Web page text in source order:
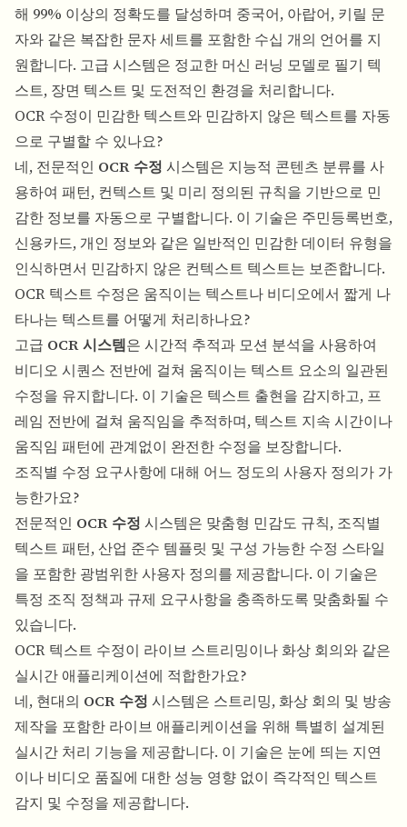
해 99% 이상의 정확도를 달성하며 중국어, 아랍어, 키릴 문
자와 같은 복잡한 문자 세트를 포함한 수십 개의 언어를 지
원합니다. 고급 시스템은 정교한 머신 러닝 모델로 필기 텍
스트, 장면 텍스트 및 도전적인 환경을 처리합니다.
OCR 수정이 민감한 텍스트와 민감하지 않은 텍스트를 자동
으로 구별할 수 있나요?
네, 전문적인 OCR 수정 시스템은 지능적 콘텐츠 분류를 사
용하여 패턴, 컨텍스트 및 미리 정의된 규칙을 기반으로 민
감한 정보를 자동으로 구별합니다. 이 기술은 주민등록번호,
신용카드, 개인 정보와 같은 일반적인 민감한 데이터 유형을
인식하면서 민감하지 않은 컨텍스트 텍스트는 보존합니다.
OCR 텍스트 수정은 움직이는 텍스트나 비디오에서 짧게 나
타나는 텍스트를 어떻게 처리하나요?
고급 OCR 시스템은 시간적 추적과 모션 분석을 사용하여
비디오 시퀀스 전반에 걸쳐 움직이는 텍스트 요소의 일관된
수정을 유지합니다. 이 기술은 텍스트 출현을 감지하고, 프
레임 전반에 걸쳐 움직임을 추적하며, 텍스트 지속 시간이나
움직임 패턴에 관계없이 완전한 수정을 보장합니다.
조직별 수정 요구사항에 대해 어느 정도의 사용자 정의가 가
능한가요?
전문적인 OCR 수정 시스템은 맞춤형 민감도 규칙, 조직별
텍스트 패턴, 산업 준수 템플릿 및 구성 가능한 수정 스타일
을 포함한 광범위한 사용자 정의를 제공합니다. 이 기술은
특정 조직 정책과 규제 요구사항을 충족하도록 맞춤화될 수
있습니다.
OCR 텍스트 수정이 라이브 스트리밍이나 화상 회의와 같은
실시간 애플리케이션에 적합한가요?
네, 현대의 OCR 수정 시스템은 스트리밍, 화상 회의 및 방송
제작을 포함한 라이브 애플리케이션을 위해 특별히 설계된
실시간 처리 기능을 제공합니다. 이 기술은 눈에 띄는 지연
이나 비디오 품질에 대한 성능 영향 없이 즉각적인 텍스트
감지 및 수정을 제공합니다.